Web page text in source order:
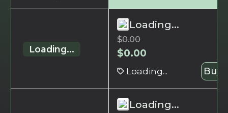
Loading...
Loading...
$0.00
$0.00
Loading... Buy
Loading...